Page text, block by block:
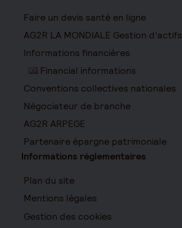
Faire un devis santé en ligne
AG2R LA MONDIALE Gestion d’actifs
Informations financières
Financial informations
Conventions collectives nationales
Négociateur de branche
AG2R ARPEGE
Partenaire épargne patrimoniale
Informations réglementaires
Plan du site
Mentions légales
Gestion des cookies